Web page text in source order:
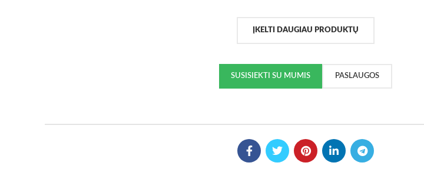
ĮKELTI DAUGIAU PRODUKTŲ
SUSISIEKTI SU MUMIS PASLAUGOS